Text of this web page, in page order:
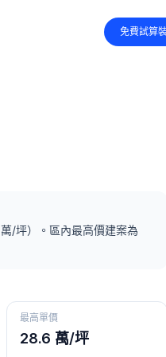
免費試算
萬/坪） 。 區內最高價建案為
最高單價
28.6 萬/坪